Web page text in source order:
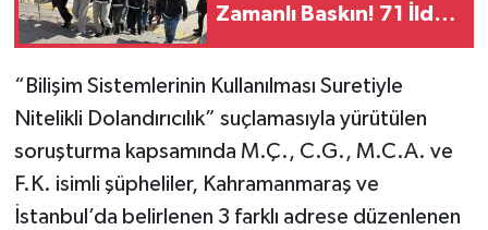
Zamanlı Baskın! 71 İlde
“Bilişim Sistemlerinin Kullanılması Suretiyle
Nitelikli Dolandırıcılık” suçlamasıyla yürütülen
soruşturma kapsamında M.Ç., C.G., M.C.A. ve
F.K. isimli şüpheliler, Kahramanmaraş ve
İstanbul’da belirlenen 3 farklı adrese düzenlenen
HEDEF2020
MİZAH
TARİH